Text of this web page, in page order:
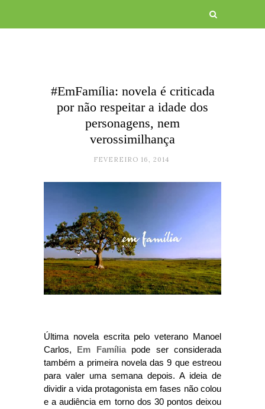
#EmFamília: novela é criticada
por não respeitar a idade dos
personagens, nem
verossimilhança
FEVEREIRO 16, 2014
Última novela escrita pelo veterano Manoel
Carlos, Em Famíliapode ser considerada
também a primeira novela das 9 que estreou
para valer uma semana depois. A ideia de
dividir a vida protagonista em fases não colou
e a audiência em torno dos 30 pontos deixou